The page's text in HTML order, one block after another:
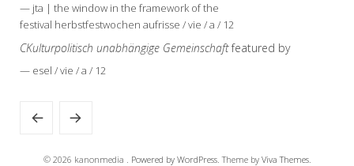
— jta | the window in the framework of the
festival herbstfestwochen aufrisse / vie / a / 12
CKulturpolitisch unabhängige Gemeinschaftfeatured by
— esel / vie / a / 12
© 2026 kanonmedia . Powered by WordPress.Theme by Viva Themes.